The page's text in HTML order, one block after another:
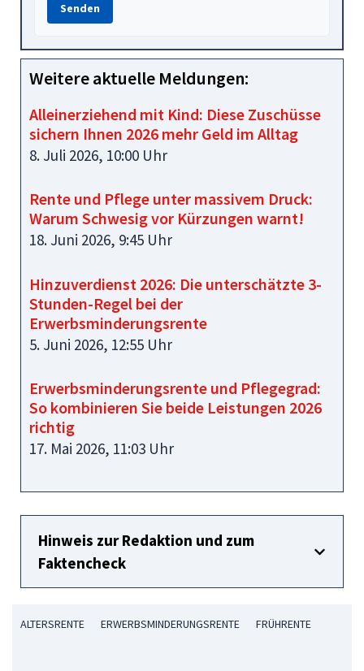
Senden
Weitere aktuelle Meldungen:
Alleinerziehend mit Kind: Diese Zuschüsse
sichern Ihnen 2026 mehr Geld im Alltag
8. Juli 2026, 10:00 Uhr
Rente und Pflege unter massivem Druck:
Warum Schwesig vor Kürzungen warnt!
18. Juni 2026, 9:45 Uhr
Hinzuverdienst 2026: Die unterschätzte 3-
Stunden-Regel bei der
Erwerbsminderungsrente
5. Juni 2026, 12:55 Uhr
Erwerbsminderungsrente und Pflegegrad:
So kombinieren Sie beide Leistungen 2026
richtig
17. Mai 2026, 11:03 Uhr
Hinweis zur Redaktion und zum
Faktencheck
ALTERSRENTE ERWERBSMINDERUNGSRENTE FRÜHRENTE